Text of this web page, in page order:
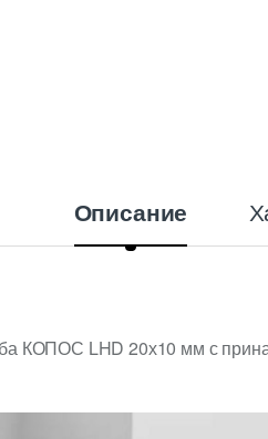
Описание
КОПОС LHD 20х10 мм с